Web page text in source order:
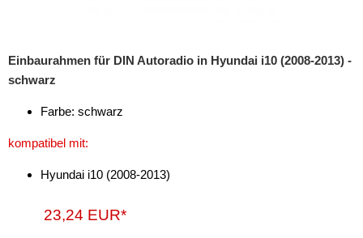
iPod
kabellos Laden
Lautsprecheradapter
Lautsprechereinbauset
Einbaurahmen für DIN Autoradio in Hyundai i10 (2008-2013) -
schwarz
Farbe: schwarz
kompatibel mit:
Hyundai i10 (2008-2013)
23,24 EUR*